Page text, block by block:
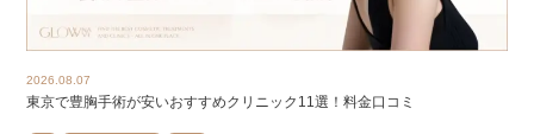
2026.08.07
東京で豊胸手術が安いおすすめクリニック11選！料金口コミ